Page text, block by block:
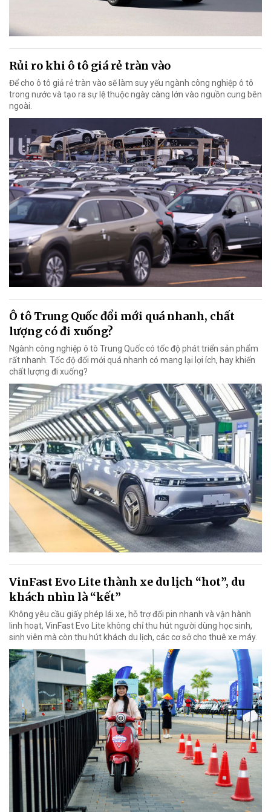
Rủi ro khi ô tô giá rẻ tràn vào
Để cho ô tô giả rẻ tràn vào sẽ làm suy yếu ngành công nghiệp ô tô
trong nước và tạo ra sự lệ thuộc ngày càng lớn vào nguồn cung bên
ngoài.
Ô tô Trung Quốc đổi mới quá nhanh, chất
lượng có đi xuống?
Ngành công nghiệp ô tô Trung Quốc có tốc độ phát triển sản phẩm
rất nhanh. Tốc độ đổi mới quá nhanh có mang lại lợi ích, hay khiến
chất lượng đi xuống?
VinFast Evo Lite thành xe du lịch “hot”, du
khách nhìn là “kết”
Không yêu cầu giấy phép lái xe, hỗ trợ đổi pin nhanh và vận hành
linh hoạt, VinFast Evo Lite không chỉ thu hút người dùng học sinh,
sinh viên mà còn thu hút khách du lịch, các cơ sở cho thuê xe máy.